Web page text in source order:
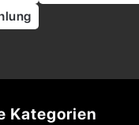
Kategorien